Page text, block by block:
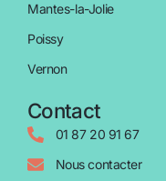
Mantes-la-Jolie
Poissy
Vernon
Contact
01 87 20 91 67
Nous contacter